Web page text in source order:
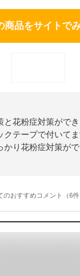
商品をサイトで
花粉症対策がで
テープで付いて
り花粉症対策が
のおすすめコメント（6件